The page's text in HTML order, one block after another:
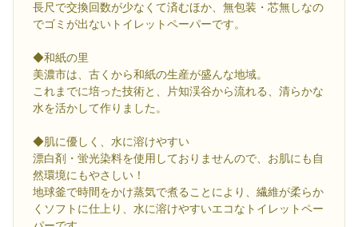
長尺で交換回数が少なくて済むほか、無包装・芯無しなの
でゴミが出ないトイレットペーパーです。
◆和紙の里
美濃市は、古くから和紙の生産が盛んな地域。
これまでに培った技術と、片知渓谷から流れる、清らかな
水を活かして作りました。
◆肌に優しく、水に溶けやすい
漂白剤・蛍光染料を使用しておりませんので、お肌にも自
然環境にもやさしい！
地球釜で時間をかけ蒸気で煮ることにより、繊維が柔らか
くソフトに仕上り、水に溶けやすいエコなトイレットペー